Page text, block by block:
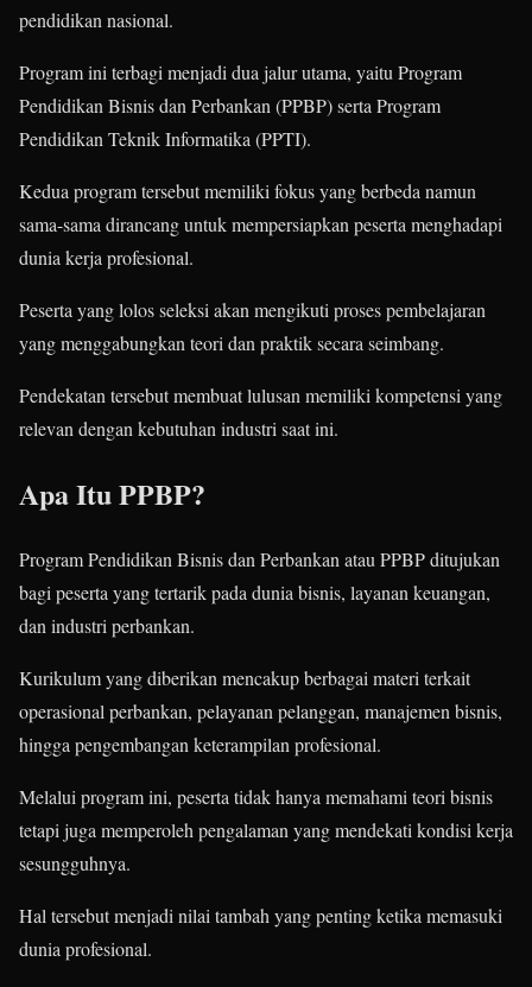
pendidikan nasional.
Program ini terbagi menjadi dua jalur utama, yaitu Program
Pendidikan Bisnis dan Perbankan (PPBP) serta Program
Pendidikan Teknik Informatika (PPTI).
Kedua program tersebut memiliki fokus yang berbeda namun
sama-sama dirancang untuk mempersiapkan peserta menghadapi
dunia kerja profesional.
Peserta yang lolos seleksi akan mengikuti proses pembelajaran
yang menggabungkan teori dan praktik secara seimbang.
Pendekatan tersebut membuat lulusan memiliki kompetensi yang
relevan dengan kebutuhan industri saat ini.
Apa Itu PPBP?
Program Pendidikan Bisnis dan Perbankan atau PPBP ditujukan
bagi peserta yang tertarik pada dunia bisnis, layanan keuangan,
dan industri perbankan.
Kurikulum yang diberikan mencakup berbagai materi terkait
operasional perbankan, pelayanan pelanggan, manajemen bisnis,
hingga pengembangan keterampilan profesional.
Melalui program ini, peserta tidak hanya memahami teori bisnis
tetapi juga memperoleh pengalaman yang mendekati kondisi kerja
sesungguhnya.
Hal tersebut menjadi nilai tambah yang penting ketika memasuki
dunia profesional.